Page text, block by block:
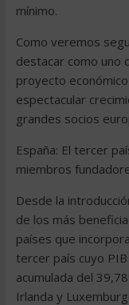
mínimo.
Como veremos
destacar como uno
proyecto
espectacular
grandes socios
España: El tercer
miembros
Desde la
de los más
países que
tercer país cuyo
acumulada del
Irlanda y